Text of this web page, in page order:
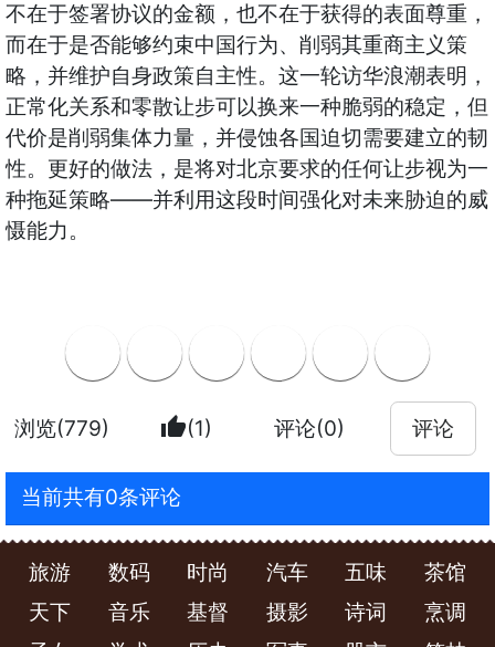
不在于签署协议的金额，也不在于获得的表面尊重，
而在于是否能够约束中国行为、削弱其重商主义策
略，并维护自身政策自主性。这一轮访华浪潮表明，
正常化关系和零散让步可以换来一种脆弱的稳定，但
代价是削弱集体力量，并侵蚀各国迫切需要建立的韧
性。更好的做法，是将对北京要求的任何让步视为一
种拖延策略——并利用这段时间强化对未来胁迫的威
慑能力。
浏览(779) thumb_up(1) 评论(0) 评论
当前共有0条评论
旅游 数码 时尚 汽车 五味
茶馆
天下
音乐 基督 摄影 诗词
烹调